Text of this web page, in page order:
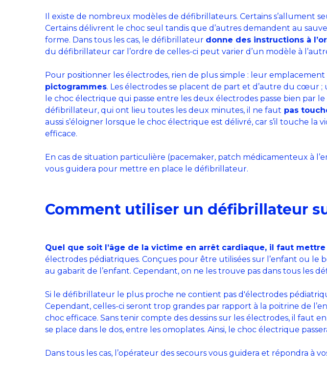
Il existe de nombreux modèles de défibrillateurs. Certains s’allument
Certains délivrent le choc seul tandis que d’autres demandent au
forme. Dans tous les cas, le défibrillateur donne des instructions à
du défibrillateur car l’ordre de celles-ci peut varier d’un modèle à
Pour positionner les électrodes, rien de plus simple : leur emplacement
pictogrammes. Les électrodes se placent de part et d’autre du cœur ;
le choc électrique qui passe entre les deux électrodes passe bien par
défibrillateur, qui ont lieu toutes les deux minutes, il ne faut pas
aussi s’éloigner lorsque le choc électrique est délivré, car s’il touche la
efficace.
En cas de situation particulière (pacemaker, patch médicamenteux à
vous guidera pour mettre en place le défibrillateur.
Comment utiliser un défibrillateur
Quel que soit l’âge de la victime en arrêt cardiaque, il faut
électrodes pédiatriques. Conçues pour être utilisées sur l’enfant ou
au gabarit de l’enfant. Cependant, on ne les trouve pas dans tous les
Si le défibrillateur le plus proche ne contient pas d'électrodes
Cependant, celles-ci seront trop grandes par rapport à la poitrine de
choc efficace. Sans tenir compte des dessins sur les électrodes, il faut
se place dans le dos, entre les omoplates. Ainsi, le choc électrique
Dans tous les cas, l’opérateur des secours vous guidera et répondra